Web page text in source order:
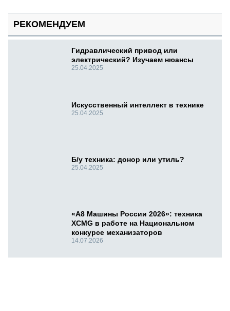
РЕКОМЕНДУЕМ
Гидравлический привод или
электрический? Изучаем нюансы
25.04.2025
Искусственный интеллект в технике
25.04.2025
Б/у техника: донор или утиль?
25.04.2025
«А8 Машины России 2026»: техника
XCMG в работе на Национальном
конкурсе механизаторов
14.07.2026